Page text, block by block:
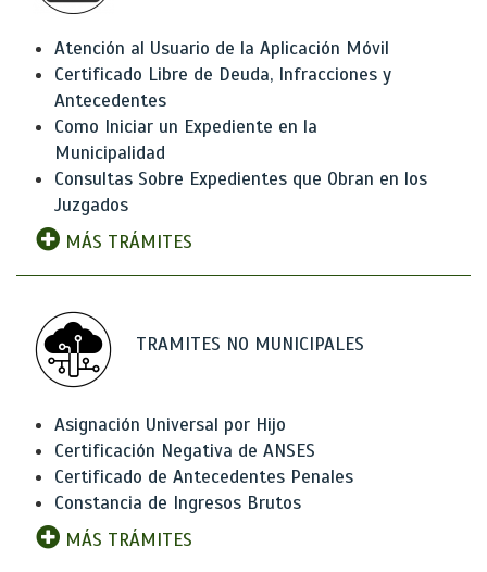
Atención al Usuario de la Aplicación Móvil
Certificado Libre de Deuda, Infracciones y
Antecedentes
Como Iniciar un Expediente en la
Municipalidad
Consultas Sobre Expedientes que Obran en los
Juzgados
MÁS TRÁMITES
TRAMITES NO MUNICIPALES
Asignación Universal por Hijo
Certificación Negativa de ANSES
Certificado de Antecedentes Penales
Constancia de Ingresos Brutos
MÁS TRÁMITES